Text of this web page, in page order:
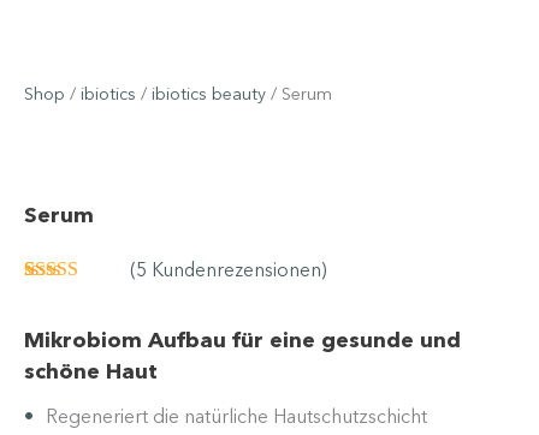
Shop / ibiotics / ibiotics beauty / Serum
Serum
5, basierend
auf
Kundenbewertungen
(5 Kundenrezensionen)
Mikrobiom Aufbau für eine gesunde und
schöne Haut
Regeneriert die natürliche Hautschutzschicht